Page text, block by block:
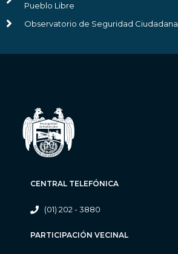
Pueblo Libre
Observatorio de Seguridad Ciudadana
CENTRAL TELEFÓNICA
(01) 202 - 3880
PARTICIPACIÓN VECINAL